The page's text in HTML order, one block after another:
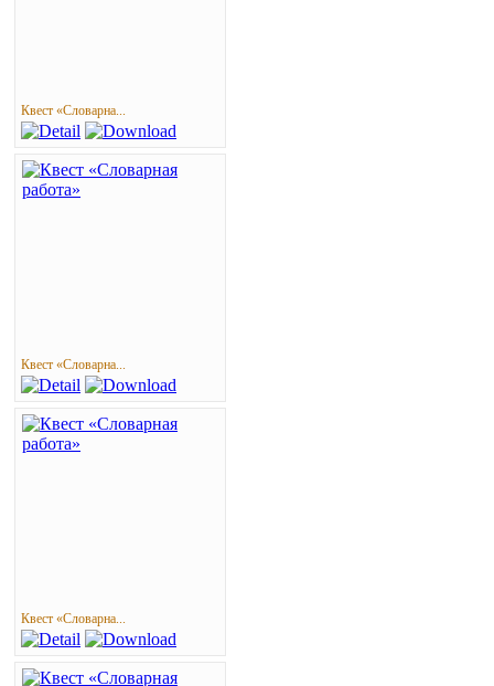
Квест «Словарна...
Квест «Словарна...
Квест «Словарна...